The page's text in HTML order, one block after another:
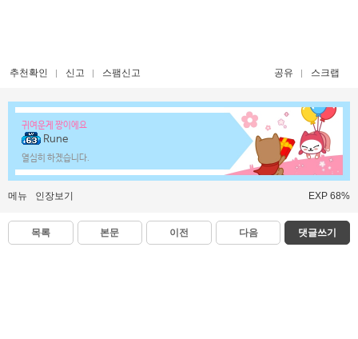
추천확인 신고 스팸신고 공유 스크랩
귀여운게 짱이에요
Rune
열심히 하겠습니다.
메뉴 인장보기 EXP 68%
목록 본문 이전 다음 댓글쓰기